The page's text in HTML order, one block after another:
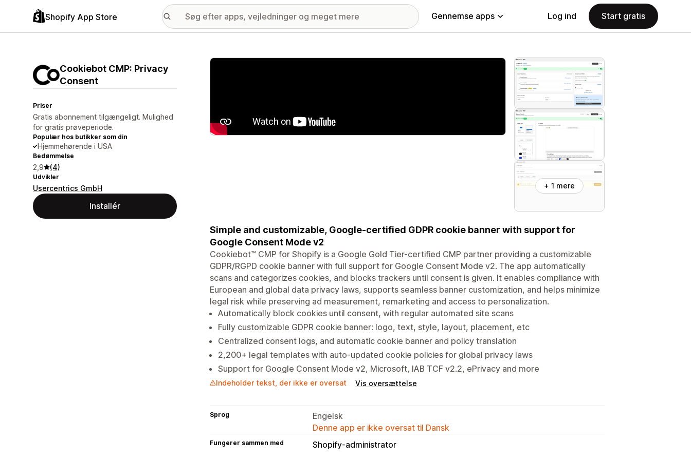
Shopify App Store Gennemse apps Log ind Start gratis
Cookiebot CMP: Privacy
Consent
Priser
Gratis abonnement tilgængeligt. Mulighed
for gratis prøveperiode.
Populær hos butikker som din
Hjemmehørende i USA
Bedømmelse
2,9 (4)
Udvikler
Usercentrics GmbH
Installér
Galleri med udvalgte billeder
+ 1 mere
Simple and customizable, Google-certified GDPR cookie banner with support for
Google Consent Mode v2
Cookiebot™ CMP for Shopify is a Google Gold Tier-certified CMP partner providing a customizable
GDPR/RGPD cookie banner with full support for Google Consent Mode v2. The app automatically
scans and categorizes cookies, and blocks trackers until consent is given. It enables compliance with
European and global data privacy laws, supports seamless banner customization, and helps minimize
legal risk while preserving ad measurement, remarketing and access to personalization.
Automatically block cookies until consent, with regular automated site scans
Fully customizable GDPR cookie banner: logo, text, style, layout, placement, etc
Centralized consent logs, and automatic cookie banner and policy translation
2,200+ legal templates with auto-updated cookie policies for global privacy laws
Support for Google Consent Mode v2, Microsoft, IAB TCF v2.2, ePrivacy and more
Indeholder tekst, der ikke er oversat Vis oversættelse
Sprog
Engelsk
Denne app er ikke oversat til Dansk
Fungerer sammen med Shopify-administrator